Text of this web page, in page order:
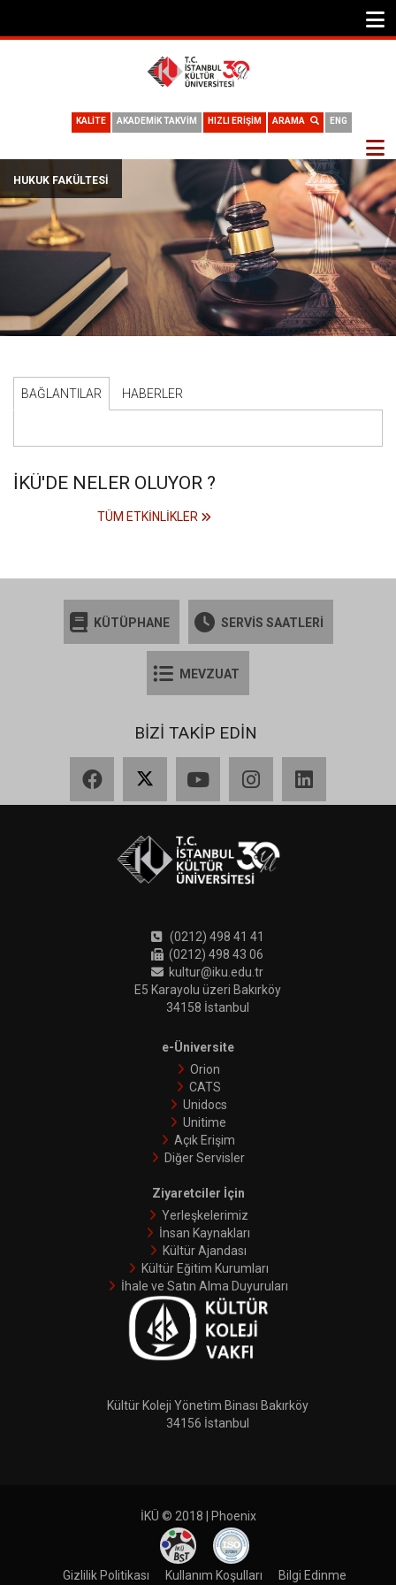
ENG
ARAMA
HIZLI ERİŞİM
AKADEMİK TAKVİM
KALİTE
HUKUK FAKÜLTESI
BAĞLANTILAR HABERLER
İKÜ'DE NELER OLUYOR ?
TÜM ETKINLIKLER
KÜTÜPHANE SERVİS SAATLERİ
MEVZUAT
BİZİ TAKİP EDİN
(0212) 498 41 41
(0212) 498 43 06
kultur@iku.edu.tr
E5 Karayolu üzeri Bakırköy
34158 İstanbul
e-Üniversite
Orion
CATS
Unidocs
Unitime
Açık Erişim
Diğer Servisler
Ziyaretciler İçin
Yerleşkelerimiz
İnsan Kaynakları
Kültür Ajandası
Kültür Eğitim Kurumları
İhale ve Satın Alma Duyuruları
Kültür Koleji Yönetim Binası Bakırköy
34156 İstanbul
İKÜ © 2018 | Phoenix
Gizlilik Politikası Kullanım Koşulları Bilgi Edinme